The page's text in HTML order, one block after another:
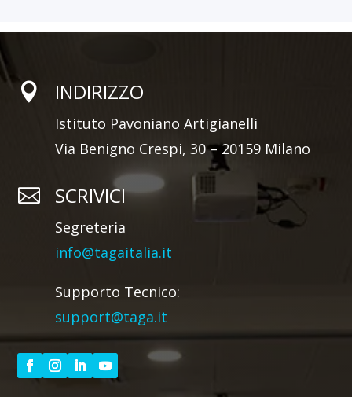
 INDIRIZZO
Istituto Pavoniano Artigianelli
Via Benigno Crespi, 30 – 20159 Milano
 SCRIVICI
Segreteria
info@tagaitalia.it
Supporto Tecnico:
support@taga.it